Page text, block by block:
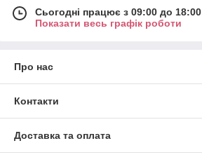
Сьогодні працює з 09:00 до 18:00
Показати весь графік роботи
Про нас
Контакти
Доставка та оплата